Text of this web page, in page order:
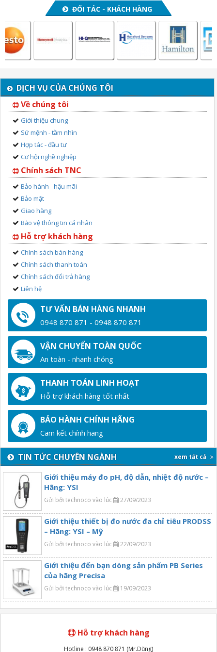
ĐỐI TÁC - KHÁCH HÀNG
DỊCH VỤ CỦA CHÚNG TÔI
Về chúng tôi
Giới thiệu chung
Sứ mệnh - tầm nhìn
Hợp tác - đầu tư
Cơ hội nghề nghiệp
Chính sách TNC
Bảo hành - hậu mãi
Bảo mật
Giao hàng
Bảo vệ thông tin cá nhân
Hỗ trợ khách hàng
Chính sách bán hàng
Chính sách thanh toán
Chính sách đổi trả hàng
Liên hệ
TƯ VẤN BÁN HÀNG NHANH
0948 870 871 - 0948 870 871
VẬN CHUYỂN TOÀN QUỐC
An toàn - nhanh chóng
THANH TOÁN LINH HOẠT
Hỗ trợ khách hàng tốt nhất
BẢO HÀNH CHÍNH HÃNG
Cam kết chính hãng
TIN TỨC CHUYÊN NGÀNH xem tất cả
Giới thiệu máy đo pH, độ dẫn, nhiệt độ nước –
Hãng: YSI
Gửi bởi technoco vào lúc 27/09/2023
Giới thiệu thiết bị đo nước đa chỉ tiêu PRODSS
– Hãng: YSI – Mỹ
Gửi bởi technoco vào lúc 22/09/2023
Giới thiệu đến bạn dòng sản phẩm PB Series
của hãng Precisa
Gửi bởi technoco vào lúc 19/09/2023
Hỗ trợ khách hàng
Hotline : 0948 870 871 (Mr.Dũng)